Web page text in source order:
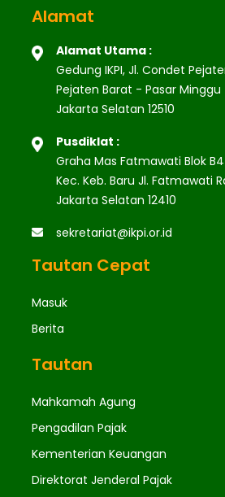
Alamat
Alamat Utama :
Gedung IKPI, Jl. Condet
Pejaten Barat - Pasar Minggu
Jakarta Selatan 12510
Pusdiklat :
Graha Mas Fatmawati Blok
Kec. Keb. Baru Jl. Fatmawati
Jakarta Selatan 12410
sekretariat@ikpi.or.id
Tautan Cepat
Masuk
Berita
Tautan
Mahkamah Agung
Pengadilan Pajak
Kementerian Keuangan
Direktorat Jenderal Pajak